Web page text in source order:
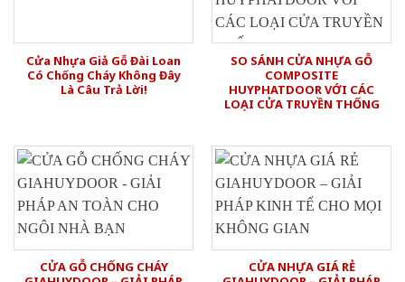
Cửa Nhựa Giả Gỗ Đài Loan
Có Chống Cháy Không Đây
Là Câu Trả Lời!
SO SÁNH CỬA NHỰA GỖ
COMPOSITE
HUYPHATDOOR VỚI CÁC
LOẠI CỬA TRUYỀN THỐNG
CỬA GỖ CHỐNG CHÁY
CỬA NHỰA GIÁ RẺ